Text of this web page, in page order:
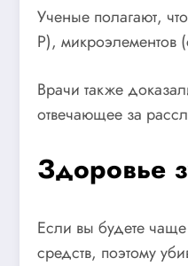
Ученые полагают,
Р), микроэлементов
Врачи также
отвечающее за
Здоровье
Если вы будете
средств, поэтому